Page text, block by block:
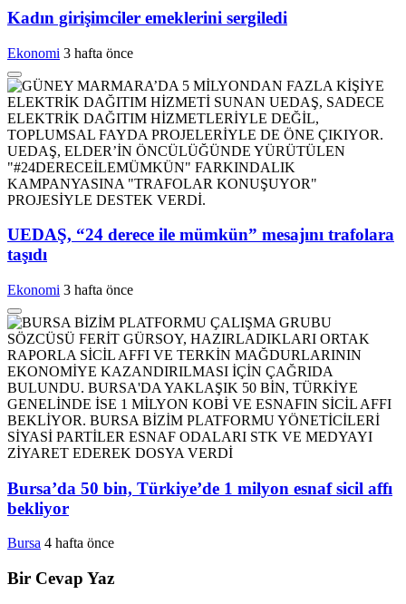
Kadın girişimciler emeklerini sergiledi
Ekonomi 3 hafta önce
UEDAŞ, “24 derece ile mümkün” mesajını trafolara
taşıdı
Ekonomi 3 hafta önce
Bursa’da 50 bin, Türkiye’de 1 milyon esnaf sicil affı
bekliyor
Bursa 4 hafta önce
Bir Cevap Yaz